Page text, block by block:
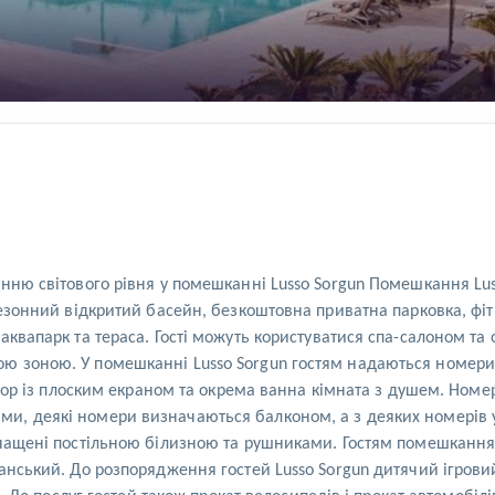
світового рівня у помешканні Lusso Sorgun Помешкання
відкритий басейн, безкоштовна приватна парковка,
та тераса. Гості можуть користуватися спа-салоном
У помешканні Lusso Sorgun гостям надаються номери
із плоским екраном та окрема ванна кімната з душем.
деякі номери визначаються балконом, а з деяких номерів
постільною білизною та рушниками. Гостям помешкання
До розпорядження гостей Lusso Sorgun дитячий